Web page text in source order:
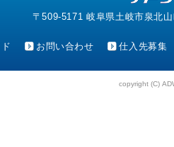
〒509-5171 岐阜県土岐市泉北
お問い合わせ 仕入先募集
copyright (C)